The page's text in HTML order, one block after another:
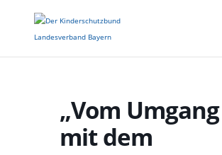
„Vom Umgang
mit dem